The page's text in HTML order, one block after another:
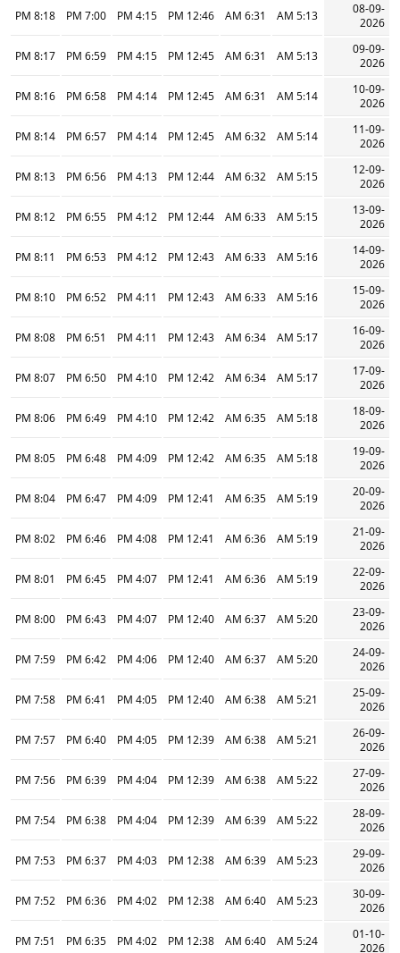
08-09-
2026
5:13 AM
6:31 AM
12:46 PM
4:15 PM
7:00 PM
8:18 PM
09-09-
2026
5:13 AM
6:31 AM
12:45 PM
4:15 PM
6:59 PM
8:17 PM
10-09-
2026
5:14 AM
6:31 AM
12:45 PM
4:14 PM
6:58 PM
8:16 PM
11-09-
2026
5:14 AM
6:32 AM
12:45 PM
4:14 PM
6:57 PM
8:14 PM
12-09-
2026
5:15 AM
6:32 AM
12:44 PM
4:13 PM
6:56 PM
8:13 PM
13-09-
2026
5:15 AM
6:33 AM
12:44 PM
4:12 PM
6:55 PM
8:12 PM
14-09-
2026
5:16 AM
6:33 AM
12:43 PM
4:12 PM
6:53 PM
8:11 PM
15-09-
2026
5:16 AM
6:33 AM
12:43 PM
4:11 PM
6:52 PM
8:10 PM
16-09-
2026
5:17 AM
6:34 AM
12:43 PM
4:11 PM
6:51 PM
8:08 PM
17-09-
2026
5:17 AM
6:34 AM
12:42 PM
4:10 PM
6:50 PM
8:07 PM
18-09-
2026
5:18 AM
6:35 AM
12:42 PM
4:10 PM
6:49 PM
8:06 PM
19-09-
2026
5:18 AM
6:35 AM
12:42 PM
4:09 PM
6:48 PM
8:05 PM
20-09-
2026
5:19 AM
6:35 AM
12:41 PM
4:09 PM
6:47 PM
8:04 PM
21-09-
2026
5:19 AM
6:36 AM
12:41 PM
4:08 PM
6:46 PM
8:02 PM
22-09-
2026
5:19 AM
6:36 AM
12:41 PM
4:07 PM
6:45 PM
8:01 PM
23-09-
2026
5:20 AM
6:37 AM
12:40 PM
4:07 PM
6:43 PM
8:00 PM
24-09-
2026
5:20 AM
6:37 AM
12:40 PM
4:06 PM
6:42 PM
7:59 PM
25-09-
2026
5:21 AM
6:38 AM
12:40 PM
4:05 PM
6:41 PM
7:58 PM
26-09-
2026
5:21 AM
6:38 AM
12:39 PM
4:05 PM
6:40 PM
7:57 PM
27-09-
2026
5:22 AM
6:38 AM
12:39 PM
4:04 PM
6:39 PM
7:56 PM
28-09-
2026
5:22 AM
6:39 AM
12:39 PM
4:04 PM
6:38 PM
7:54 PM
29-09-
2026
5:23 AM
6:39 AM
12:38 PM
4:03 PM
6:37 PM
7:53 PM
30-09-
2026
5:23 AM
6:40 AM
12:38 PM
4:02 PM
6:36 PM
7:52 PM
01-10-
2026
5:24 AM
6:40 AM
12:38 PM
4:02 PM
6:35 PM
7:51 PM